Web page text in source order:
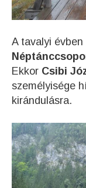
A tavalyi évben
Ekkor Csibi
személyisége
kirándulásra.